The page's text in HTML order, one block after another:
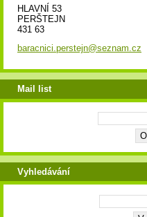
HLAVNÍ 53
PERŠTEJN
431 63
baracnici.perstejn@seznam.cz
Mail list
Vyhledávání